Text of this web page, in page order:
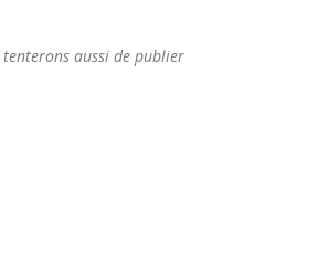
aussi de publier